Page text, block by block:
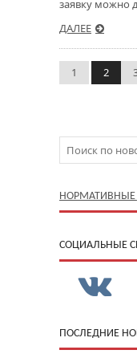
заявку можно
ДАЛЕЕ
1 2
CОЦИАЛЬНЫЕ
ПОСЛЕДНИЕ